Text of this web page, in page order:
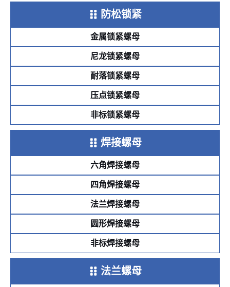
防松锁紧
金属锁紧螺母
尼龙锁紧螺母
耐落锁紧螺母
压点锁紧螺母
非标锁紧螺母
焊接螺母
六角焊接螺母
四角焊接螺母
法兰焊接螺母
圆形焊接螺母
非标焊接螺母
法兰螺母